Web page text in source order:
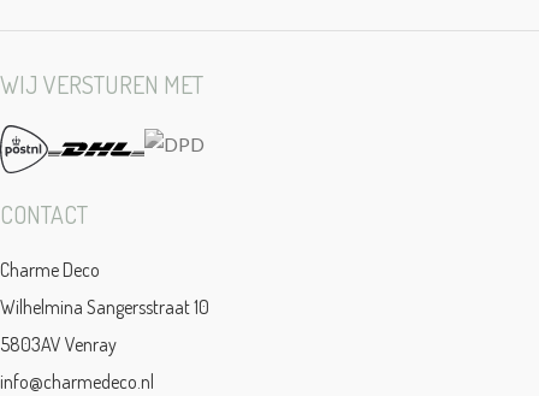
WIJ VERSTUREN MET
CONTACT
Charme Deco
Wilhelmina Sangersstraat 10
5803AV Venray
info@charmedeco.nl